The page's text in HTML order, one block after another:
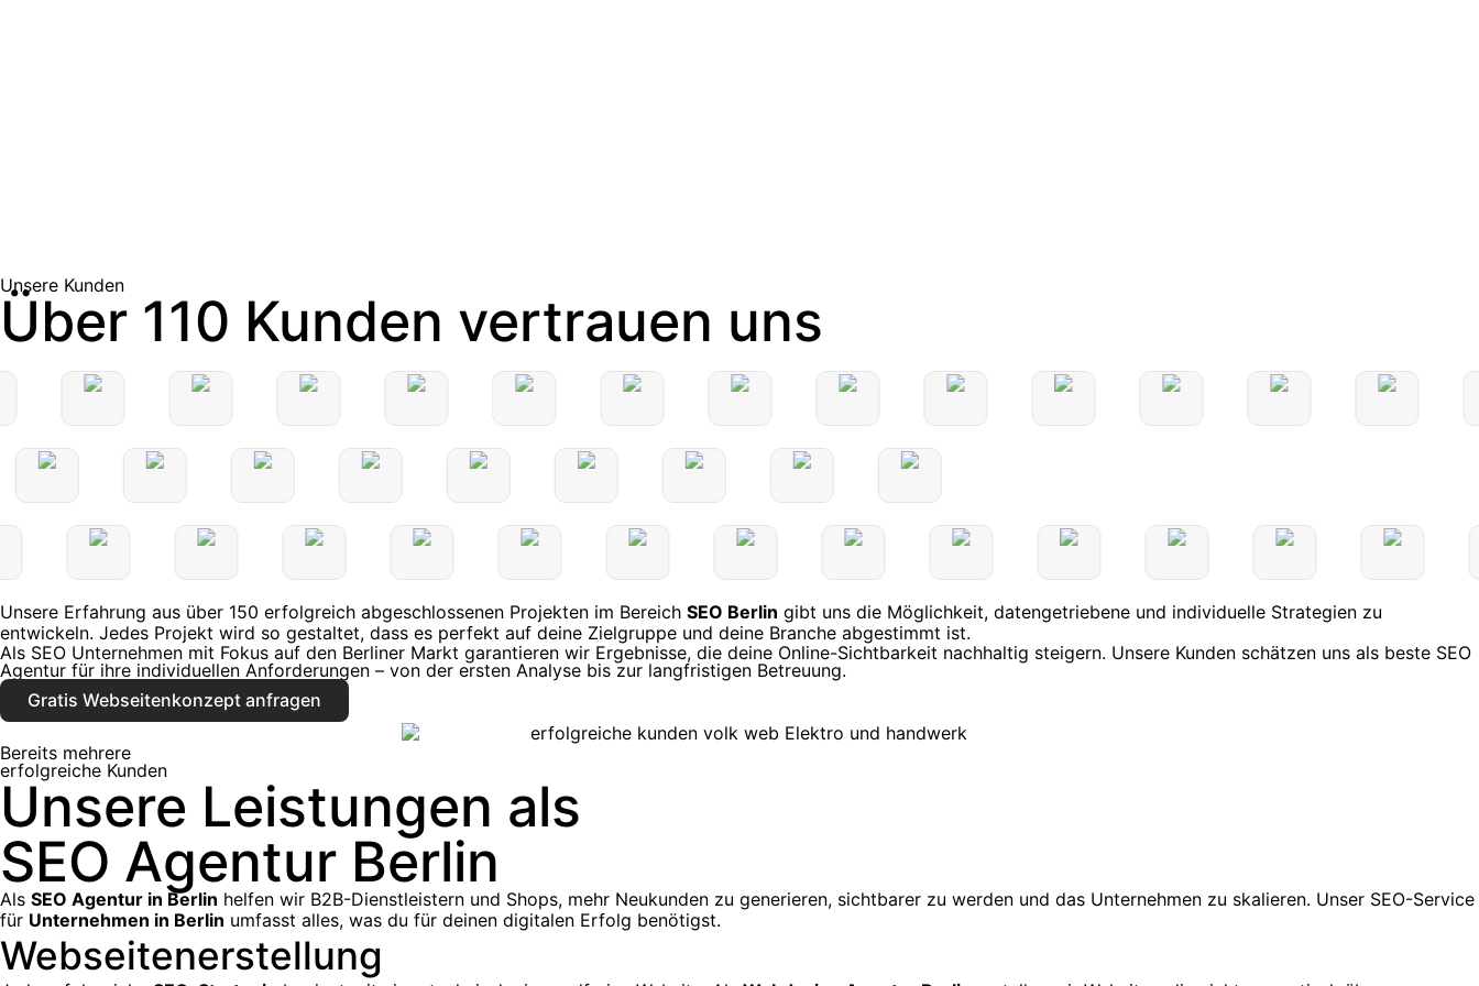
Unsere Kunden
Über 110 Kunden vertrauen uns
Unsere Erfahrung aus über 150 erfolgreich abgeschlossenen Projekten im Bereich SEO Berlin gibt uns die Möglichkeit, datengetriebene und individuelle Strategien zu
entwickeln. Jedes Projekt wird so gestaltet, dass es perfekt auf deine Zielgruppe und deine Branche abgestimmt ist.
Als SEO Unternehmen mit Fokus auf den Berliner Markt garantieren wir Ergebnisse, die deine Online-Sichtbarkeit nachhaltig steigern. Unsere Kunden schätzen uns als beste SEO
Agentur für ihre individuellen Anforderungen – von der ersten Analyse bis zur langfristigen Betreuung.
Gratis Webseitenkonzept anfragen
Bereits mehrere
erfolgreiche Kunden
Unsere Leistungen als
SEO Agentur Berlin
Als SEO Agentur in Berlin helfen wir B2B-Dienstleistern und Shops, mehr Neukunden zu generieren, sichtbarer zu werden und das Unternehmen zu skalieren. Unser SEO-Service
für Unternehmen in Berlin umfasst alles, was du für deinen digitalen Erfolg benötigst.
Webseitenerstellung